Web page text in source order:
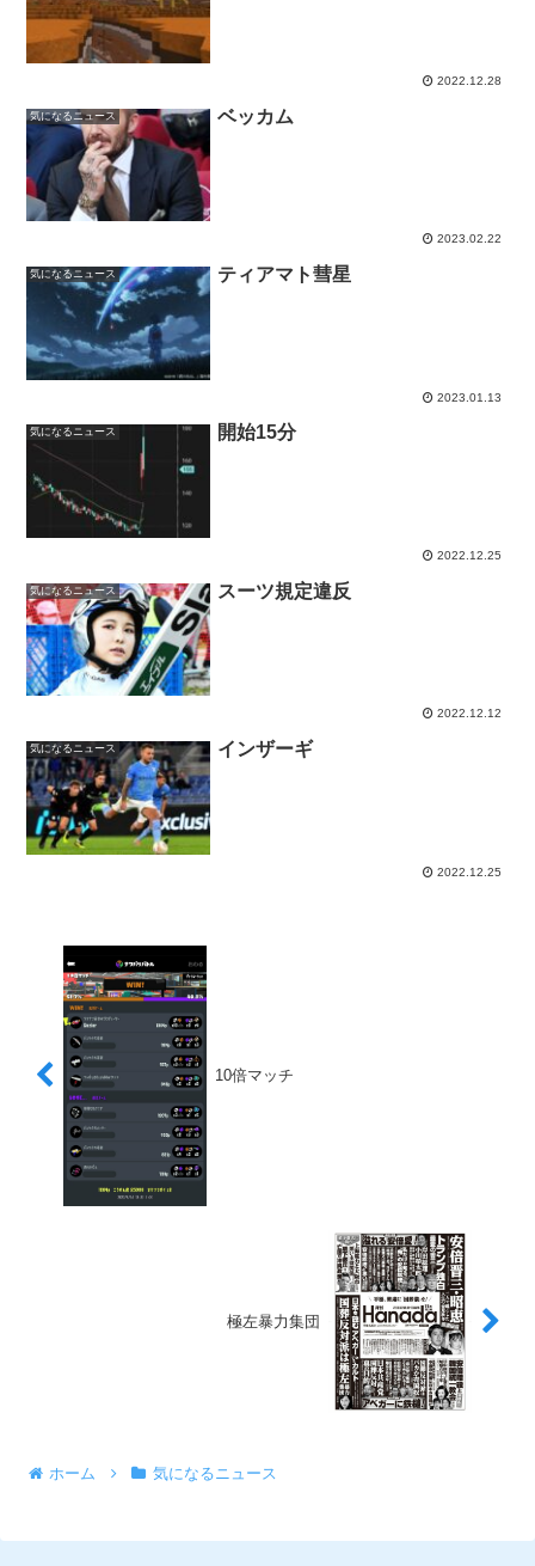
2022.12.28
気になるニュース ベッカム
2023.02.22
気になるニュース ティアマト彗星
2023.01.13
気になるニュース 開始15分
2022.12.25
気になるニュース スーツ規定違反
2022.12.12
気になるニュース インザーギ
2022.12.25
10倍マッチ
極左暴力集団
ホーム 気になるニュース